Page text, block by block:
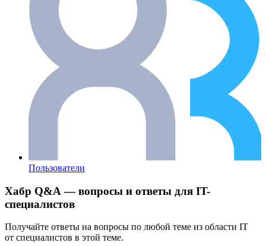
Пользователи
Хабр Q&A — вопросы и ответы для IT-
специалистов
Получайте ответы на вопросы по любой теме из области IT
от специалистов в этой теме.